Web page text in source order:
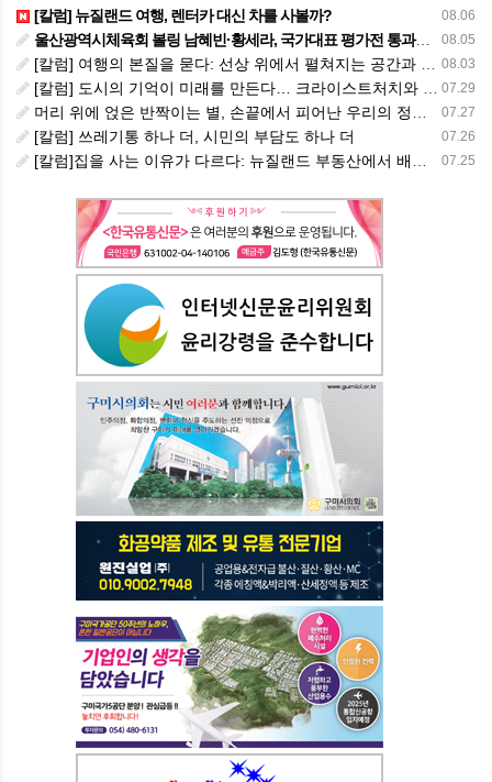
08.06
[칼럼] 뉴질랜드 여행, 렌터카 대신 차를 사볼까?
08.05
울산광역시체육회 볼링 남혜빈·황세라, 국가대표 평가전 통과… ‘아시아선수권 출전’
08.03
[칼럼] 여행의 본질을 묻다: 선상 위에서 펼쳐지는 공간과 사람, 그리고 미식의 미학
07.29
[칼럼] 도시의 기억이 미래를 만든다… 크라이스트처치와 한국 도시가 주는 교훈
07.27
머리 위에 얹은 반짝이는 별, 손끝에서 피어난 우리의 정체성
07.26
[칼럼] 쓰레기통 하나 더, 시민의 부담도 하나 더
07.25
[칼럼]집을 사는 이유가 다르다: 뉴질랜드 부동산에서 배운 다섯 가지 교훈